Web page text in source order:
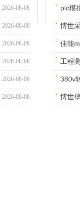
2026-08-08
2026-08-08
2026-08-08
2026-08-08
2026-08-08
2026-08-08
plc模
博世
佳能
工程
380v
博世